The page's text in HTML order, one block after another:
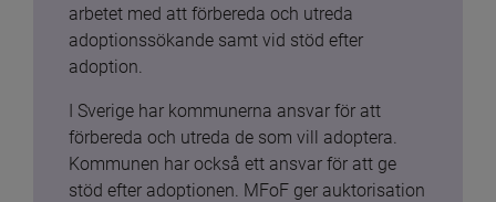
arbetet med att förbereda och utreda
adoptionssökande samt vid stöd efter
adoption.
I Sverige har kommunerna ansvar för att
förbereda och utreda de som vill adoptera.
Kommunen har också ett ansvar för att ge
stöd efter adoptionen. MFoF ger auktorisation